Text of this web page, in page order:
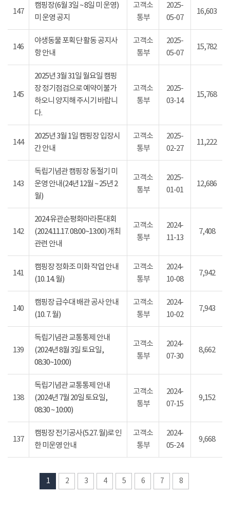
147
캠핑장(6월 3일 ~ 8일 미 운영)
미 운영 공지
고객소
통부
2025-
05-07
16,603
146
야생동물 포획단 활동 공지사
항 안내
고객소
통부
2025-
05-07
15,782
145
2025년 3월 31일 월요일 캠핑
장 정기점검으로 예약이불가
하오니 양지해 주시기 바랍니
다.
고객소
통부
2025-
03-14
15,768
144
2025년 3월 1일 캠핑장 입장시
간 안내
고객소
통부
2025-
02-27
11,222
143
독립기념관 캠핑장 동절기 미
운영 안내(24년 12월 ~ 25년 2
월)
고객소
통부
2025-
01-01
12,686
142
2024 유관순평화마라톤대회
(2024.11.17. 08:00~13:00) 개최
관련 안내
고객소
통부
2024-
11-13
7,408
141
캠핑장 정화조 미화 작업 안내
(10. 14. 월)
고객소
통부
2024-
10-08
7,942
140
캠핑장 급수대 배관 공사 안내
(10. 7. 월)
고객소
통부
2024-
10-02
7,943
139
독립기념관 교통통제 안내
(2024년 8월 3일 토요일,
08:30~10:00)
고객소
통부
2024-
07-30
8,662
138
독립기념관 교통통제 안내
(2024년 7월 20일 토요일,
08:30 ~ 10:00)
고객소
통부
2024-
07-15
9,152
137
캠핑장 전기공사(5.27. 월)로 인
한 미운영 안내
고객소
통부
2024-
05-24
9,668
1 2 3 4 5 6 7 8